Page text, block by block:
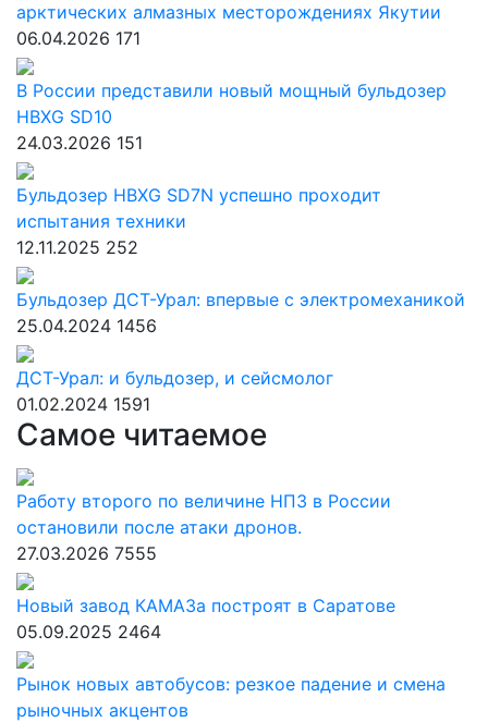
арктических алмазных месторождениях Якутии
06.04.2026 171
В России представили новый мощный бульдозер
HBXG SD10
24.03.2026 151
Бульдозер HBXG SD7N успешно проходит
испытания техники
12.11.2025 252
Бульдозер ДСТ-Урал: впервые с электромеханикой
25.04.2024 1456
ДСТ-Урал: и бульдозер, и сейсмолог
01.02.2024 1591
Самое читаемое
Работу второго по величине НПЗ в России
остановили после атаки дронов.
27.03.2026 7555
Новый завод КАМАЗа построят в Саратове
05.09.2025 2464
Рынок новых автобусов: резкое падение и смена
рыночных акцентов